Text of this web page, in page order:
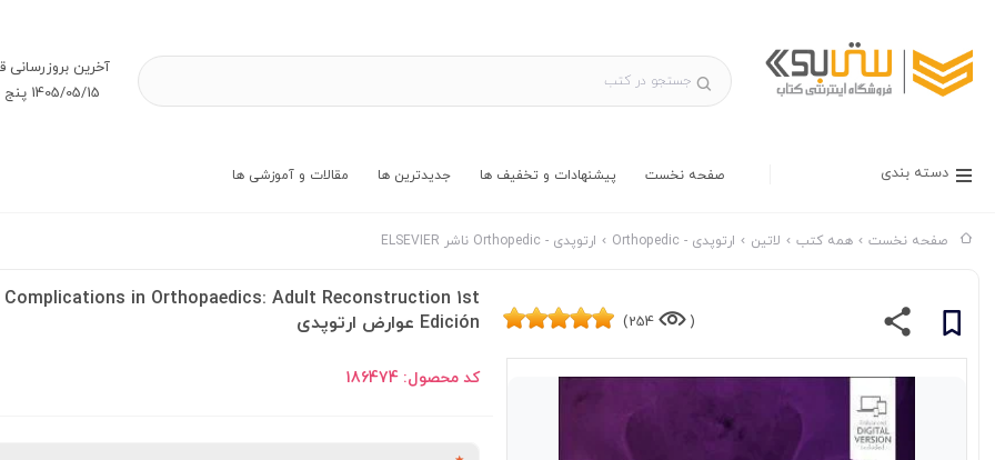
آخرین بروز‌رسانی
1405/05/15 پنج شنبه
دسته بندی صفحه نخست پیشنهادات و تخفیف ها جدیدترین ها مقالات و آموزشی ها
صفحه نخست همه کتب لاتین ارتوپدی - Orthopedic ارتوپدی - Orthopedic ناشر ELSEVIER
(
254)
Complications in Orthopaedics: Adult Reconstruction 1st
Edición عوارض ارتوپدی
کد محصول:186474